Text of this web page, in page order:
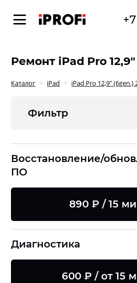
Ремонт iPad Pro
Каталог iPad iPad Pro 12,9" (6gen.)
Фильтр
Восстановление/
ПО
890 ₽ / 15
Диагностика
600 ₽ / от 15